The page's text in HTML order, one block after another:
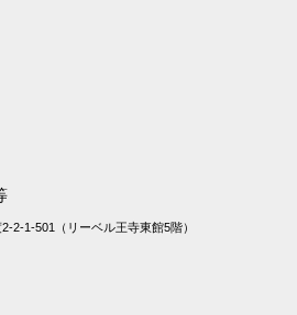
2-1-501（リーベル王寺東館5階）